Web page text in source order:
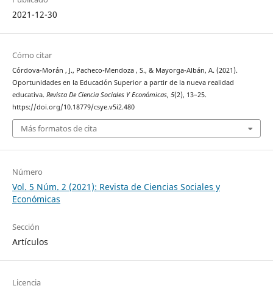
2021-12-30
Cómo citar
Córdova-Morán , J., Pacheco-Mendoza , S., & Mayorga-Albán, A. (2021).
Oportunidades en la Educación Superior a partir de la nueva realidad
educativa. Revista De Ciencia Sociales Y Económicas, 5(2), 13–25.
https://doi.org/10.18779/csye.v5i2.480
Más formatos de cita
Número
Vol. 5 Núm. 2 (2021): Revista de Ciencias Sociales y
Económicas
Sección
Artículos
Licencia